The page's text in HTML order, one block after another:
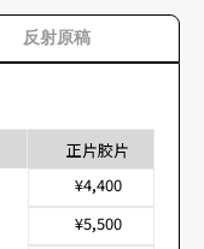
反射原稿
正片胶片
¥4,400
¥5,500